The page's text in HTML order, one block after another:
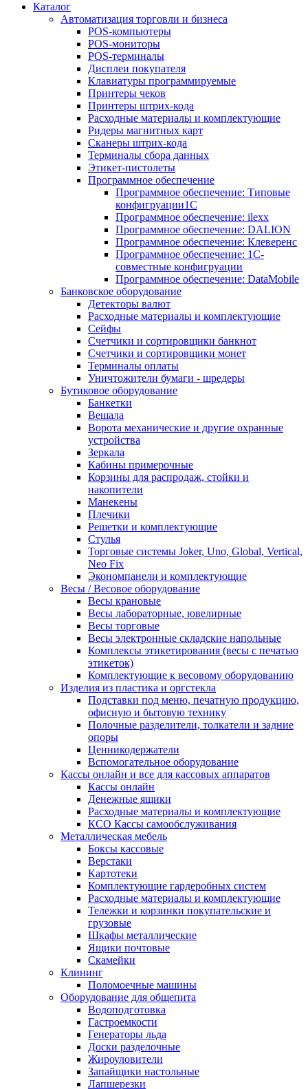
Каталог
Автоматизация торговли и бизнеса
POS-компьютеры
POS-мониторы
POS-терминалы
Дисплеи покупателя
Клавиатуры программируемые
Принтеры чеков
Принтеры штрих-кода
Расходные материалы и комплектующие
Ридеры магнитных карт
Сканеры штрих-кода
Терминалы сбора данных
Этикет-пистолеты
Программное обеспечение
Программное обеспечение: Типовые
конфигруации1С
Программное обеспечение: ilexx
Программное обеспечение: DALION
Программное обеспечение: Клеверенс
Программное обеспечение: 1С-
совместные конфигруации
Программное обеспечение: DataMobile
Банковское оборудование
Детекторы валют
Расходные материалы и комплектующие
Сейфы
Счетчики и сортировщики банкнот
Счетчики и сортировщики монет
Терминалы оплаты
Уничтожители бумаги - шредеры
Бутиковое оборудование
Банкетки
Вешала
Ворота механические и другие охранные
устройства
Зеркала
Кабины примерочные
Корзины для распродаж, стойки и
накопители
Манекены
Плечики
Решетки и комплектующие
Стулья
Торговые системы Joker, Uno, Global, Vertical,
Neo Fix
Экономпанели и комплектующие
Весы / Весовое оборудование
Весы крановые
Весы лабораторные, ювелирные
Весы торговые
Весы электронные складские напольные
Комплексы этикетирования (весы с печатью
этикеток)
Комплектующие к весовому оборудованию
Изделия из пластика и оргстекла
Подставки под меню, печатную продукцию,
офисную и бытовую технику
Полочные разделители, толкатели и задние
опоры
Ценникодержатели
Вспомогательное оборудование
Кассы онлайн и все для кассовых аппаратов
Кассы онлайн
Денежные ящики
Расходные материалы и комплектующие
КСО Кассы самообслуживания
Металлическая мебель
Боксы кассовые
Верстаки
Картотеки
Комплектующие гардеробных систем
Расходные материалы и комплектующие
Тележки и корзинки покупательские и
грузовые
Шкафы металлические
Ящики почтовые
Скамейки
Клининг
Поломоечные машины
Оборудование для общепита
Водоподготовка
Гастроемкости
Генераторы льда
Доски разделочные
Жироуловители
Запайщики настольные
Лапшерезки